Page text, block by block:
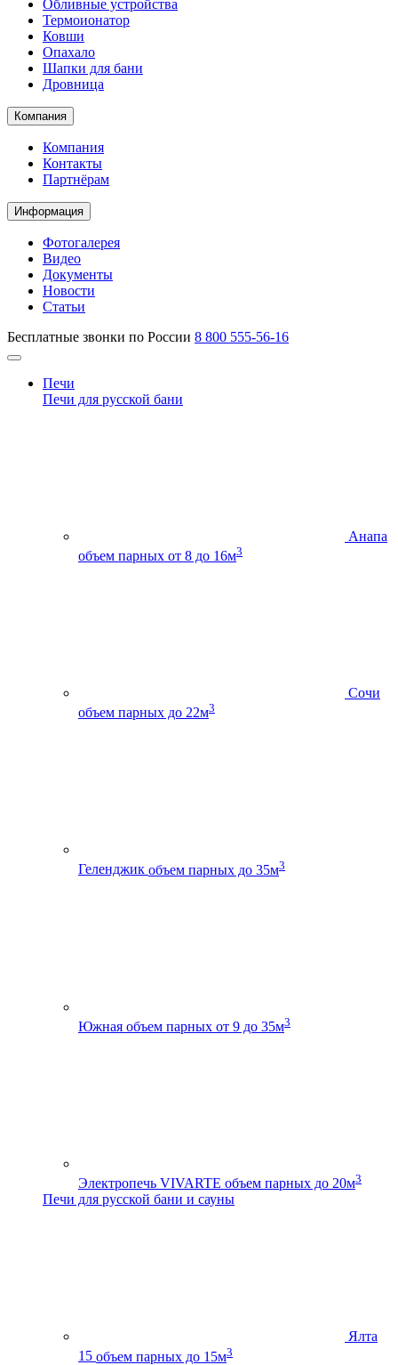
Обливные устройства
Термоионатор
Ковши
Опахало
Шапки для бани
Дровница
Компания
Компания
Контакты
Партнёрам
Информация
Фотогалерея
Видео
Документы
Новости
Статьи
Бесплатные звонки по России 8 800 555-56-16
Печи
Печи для русской бани
Анапа
объем парных от 8 до 16м3
Сочи
объем парных до 22м3
Геленджик объем парных до 35м3
Южная объем парных от 9 до 35м3
Электропечь VIVARTE объем парных до 20м3
Печи для русской бани и сауны
Ялта
15 объем парных до 15м3